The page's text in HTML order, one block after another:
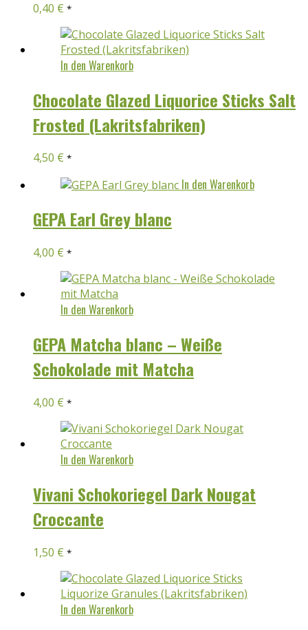
0,40 € *
In den Warenkorb
Chocolate Glazed Liquorice Sticks Salt
Frosted (Lakritsfabriken)
4,50 € *
In den Warenkorb
GEPA Earl Grey blanc
4,00 € *
In den Warenkorb
GEPA Matcha blanc – Weiße
Schokolade mit Matcha
4,00 € *
In den Warenkorb
Vivani Schokoriegel Dark Nougat
Croccante
1,50 € *
In den Warenkorb